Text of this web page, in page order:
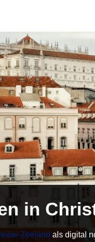
in
Zeeland als digital